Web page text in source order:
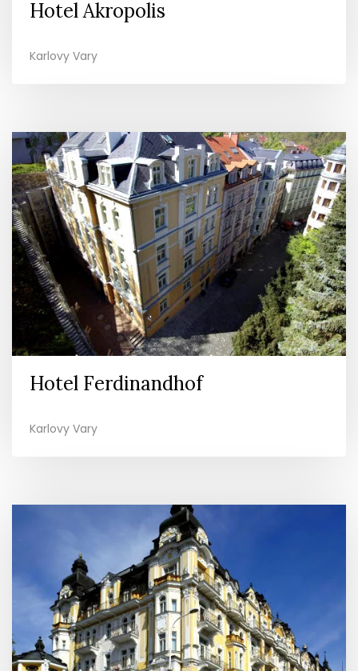
Hotel Akropolis
Karlovy Vary
Hotel Ferdinandhof
Karlovy Vary